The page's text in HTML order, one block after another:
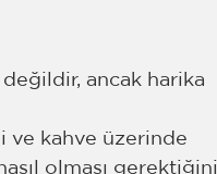
ancak harika
ve kahve üzerinde
olması gerektiğini